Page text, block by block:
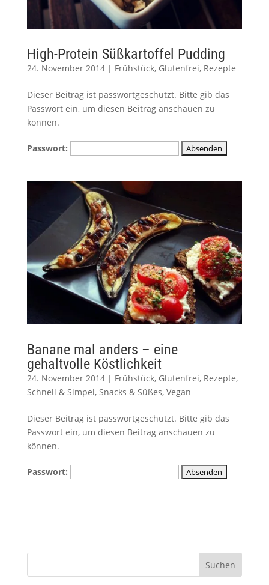
High-Protein Süßkartoffel Pudding
24. November 2014| Frühstück, Glutenfrei, Rezepte
Dieser Beitrag ist passwortgeschützt. Bitte gib das
Passwort ein, um diesen Beitrag anschauen zu
können.
Passwort:
Banane mal anders – eine
gehaltvolle Köstlichkeit
24. November 2014| Frühstück, Glutenfrei, Rezepte,
Schnell & Simpel, Snacks & Süßes, Vegan
Dieser Beitrag ist passwortgeschützt. Bitte gib das
Passwort ein, um diesen Beitrag anschauen zu
können.
Passwort: